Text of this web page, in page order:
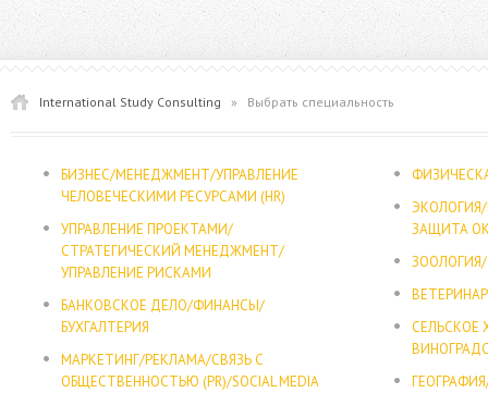
International Study Consulting » Выбрать специальность
БИЗНЕС/МЕНЕДЖМЕНТ/УПРАВЛЕНИЕ
ЧЕЛОВЕЧЕСКИМИ РЕСУРСАМИ (HR)
УПРАВЛЕНИЕ ПРОЕКТАМИ/
СТРАТЕГИЧЕСКИЙ МЕНЕДЖМЕНТ/
УПРАВЛЕНИЕ РИСКАМИ
БАНКОВСКОЕ ДЕЛО/ФИНАНСЫ/
БУХГАЛТЕРИЯ
МАРКЕТИНГ/РЕКЛАМА/СВЯЗЬ С
ОБЩЕСТВЕННОСТЬЮ (PR)/SOCIAL MEDIA
ЗАЩИТА